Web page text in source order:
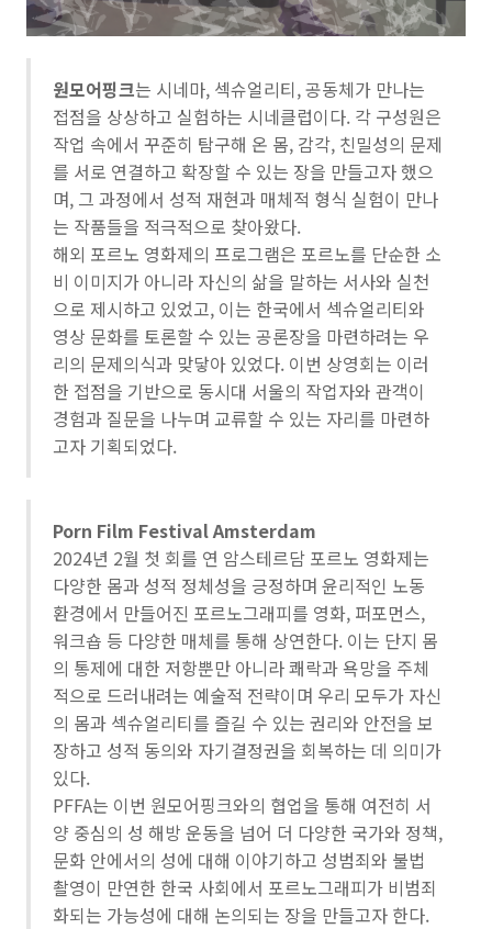
원모어핑크는 시네마, 섹슈얼리티, 공동체가 만나는
접점을 상상하고 실험하는 시네클럽이다. 각 구성원은
작업 속에서 꾸준히 탐구해 온 몸, 감각, 친밀성의 문제
를 서로 연결하고 확장할 수 있는 장을 만들고자 했으
며, 그 과정에서 성적 재현과 매체적 형식 실험이 만나
는 작품들을 적극적으로 찾아왔다.
해외 포르노 영화제의 프로그램은 포르노를 단순한 소
비 이미지가 아니라 자신의 삶을 말하는 서사와 실천
으로 제시하고 있었고, 이는 한국에서 섹슈얼리티와
영상 문화를 토론할 수 있는 공론장을 마련하려는 우
리의 문제의식과 맞닿아 있었다. 이번 상영회는 이러
한 접점을 기반으로 동시대 서울의 작업자와 관객이
경험과 질문을 나누며 교류할 수 있는 자리를 마련하
고자 기획되었다.
Porn Film Festival Amsterdam
2024년 2월 첫 회를 연 암스테르담 포르노 영화제는
다양한 몸과 성적 정체성을 긍정하며 윤리적인 노동
환경에서 만들어진 포르노그래피를 영화, 퍼포먼스,
워크숍 등 다양한 매체를 통해 상연한다. 이는 단지 몸
의 통제에 대한 저항뿐만 아니라 쾌락과 욕망을 주체
적으로 드러내려는 예술적 전략이며 우리 모두가 자신
의 몸과 섹슈얼리티를 즐길 수 있는 권리와 안전을 보
장하고 성적 동의와 자기결정권을 회복하는 데 의미가
있다.
PFFA는 이번 원모어핑크와의 협업을 통해 여전히 서
양 중심의 성 해방 운동을 넘어 더 다양한 국가와 정책,
문화 안에서의 성에 대해 이야기하고 성범죄와 불법
촬영이 만연한 한국 사회에서 포르노그래피가 비범죄
화되는 가능성에 대해 논의되는 장을 만들고자 한다.